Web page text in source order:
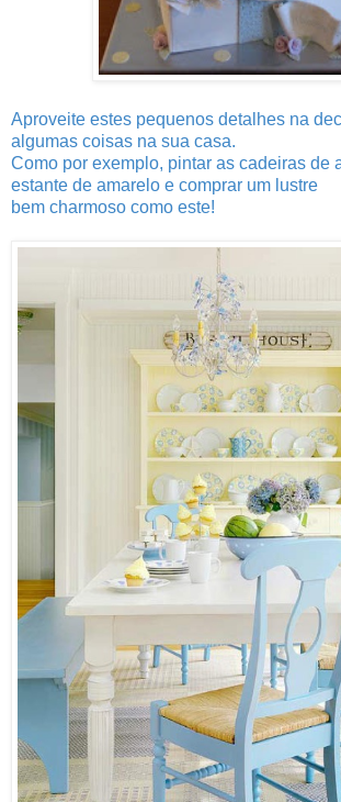
Aproveite estes pequenos detalhes na
algumas coisas na sua casa.
Como por exemplo, pintar as cadeiras de
estante de amarelo e comprar um lustre
bem charmoso como este!